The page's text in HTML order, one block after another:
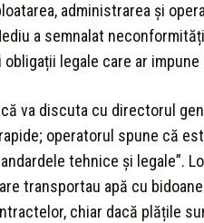
administrarea și
a semnalat
legale care ar
va discuta cu directorul
operatorul spune că
tehnice și legale”.
transportau apă cu
chiar dacă plățile